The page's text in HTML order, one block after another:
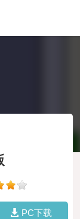
PC下载